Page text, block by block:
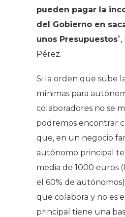
pueden pagar la
del Gobierno en
unos Presupuestos
Pérez.
Si la orden que sube
mínimas para
colaboradores no se
podremos encontrar
que, en un negocio
autónomo principal
media de 1000 euros
el 60% de
que colabora y no es
principal tiene una